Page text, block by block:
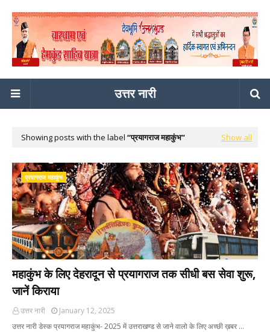
उत्तर नारी
Showing posts with the label प्रयागराज महाकुंभ Show all
प्रयागराज महाकुंभ
महाकुंभ के लिए देहरादून से प्रयागराज तक सीधी बस सेवा शुरू,
जानें किराया
उत्तर नारी
January 12, 2025
उत्तर नारी डेस्क प्रयागराज महाकुंभ- 2025 में उत्तराखण्ड से जाने वालो के लिए अच्छी ख़बर …